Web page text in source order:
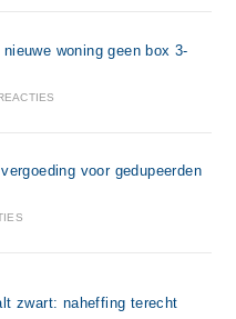
woning geen box 3-
voor gedupeerden
zwart: naheffing terecht